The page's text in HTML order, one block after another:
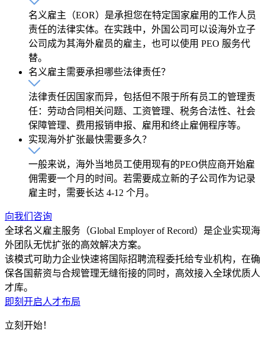
名义雇主（EOR）是承担您在特定国家雇用的工作人员
责任的法律实体。在实践中，外国公司可以设海外立子
公司成为其海外雇员的雇主，也可以使用 PEO 服务代
替。
名义雇主需要承担哪些法律责任？
法律责任因国家而异，包括但不限于所有员工的管理责
任：劳动合同相关问题、工资管理、税务合法性、社会
保障管理、费用报销申报、雇用和终止雇佣程序等。
实现海外扩张最快需要多久？
一般来说，海外当地员工使用现有的PEO供应商开始雇
佣需要一个月的时间。若需要成立新的子公司作为记录
雇主时，需要长达 4-12 个月。
向我们咨询
全球名义雇主服务（Global Employer of Record）是企业实现海
外团队无忧扩张的高效解决方案。
该模式可助力企业快速将国际招聘流程委托给专业机构，在确
保各国薪资与合规管理无缝衔接的同时，高效接入全球优质人
才库。
即刻开启人才布局
立刻开始！